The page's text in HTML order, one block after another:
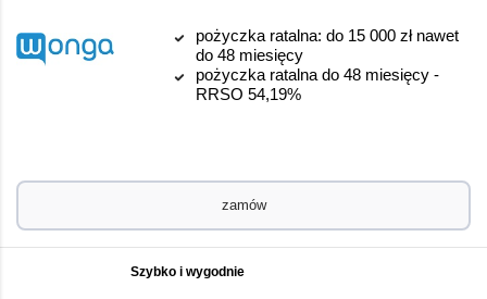
pożyczka ratalna: do 15 000 zł nawet
do 48 miesięcy
pożyczka ratalna do 48 miesięcy -
RRSO 54,19%
zamów
Szybko i wygodnie